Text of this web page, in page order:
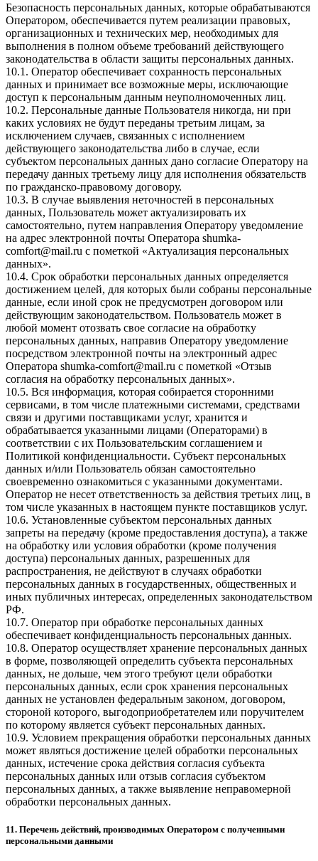
Безопасность персональных данных, которые обрабатываются
Оператором, обеспечивается путем реализации правовых,
организационных и технических мер, необходимых для
выполнения в полном объеме требований действующего
законодательства в области защиты персональных данных.
10.1. Оператор обеспечивает сохранность персональных
данных и принимает все возможные меры, исключающие
доступ к персональным данным неуполномоченных лиц.
10.2. Персональные данные Пользователя никогда, ни при
каких условиях не будут переданы третьим лицам, за
исключением случаев, связанных с исполнением
действующего законодательства либо в случае, если
субъектом персональных данных дано согласие Оператору на
передачу данных третьему лицу для исполнения обязательств
по гражданско-правовому договору.
10.3. В случае выявления неточностей в персональных
данных, Пользователь может актуализировать их
самостоятельно, путем направления Оператору уведомление
на адрес электронной почты Оператора shumka-
comfort@mail.ru с пометкой «Актуализация персональных
данных».
10.4. Срок обработки персональных данных определяется
достижением целей, для которых были собраны персональные
данные, если иной срок не предусмотрен договором или
действующим законодательством. Пользователь может в
любой момент отозвать свое согласие на обработку
персональных данных, направив Оператору уведомление
посредством электронной почты на электронный адрес
Оператора shumka-comfort@mail.ru с пометкой «Отзыв
согласия на обработку персональных данных».
10.5. Вся информация, которая собирается сторонними
сервисами, в том числе платежными системами, средствами
связи и другими поставщиками услуг, хранится и
обрабатывается указанными лицами (Операторами) в
соответствии с их Пользовательским соглашением и
Политикой конфиденциальности. Субъект персональных
данных и/или Пользователь обязан самостоятельно
своевременно ознакомиться с указанными документами.
Оператор не несет ответственность за действия третьих лиц, в
том числе указанных в настоящем пункте поставщиков услуг.
10.6. Установленные субъектом персональных данных
запреты на передачу (кроме предоставления доступа), а также
на обработку или условия обработки (кроме получения
доступа) персональных данных, разрешенных для
распространения, не действуют в случаях обработки
персональных данных в государственных, общественных и
иных публичных интересах, определенных законодательством
РФ.
10.7. Оператор при обработке персональных данных
обеспечивает конфиденциальность персональных данных.
10.8. Оператор осуществляет хранение персональных данных
в форме, позволяющей определить субъекта персональных
данных, не дольше, чем этого требуют цели обработки
персональных данных, если срок хранения персональных
данных не установлен федеральным законом, договором,
стороной которого, выгодоприобретателем или поручителем
по которому является субъект персональных данных.
10.9. Условием прекращения обработки персональных данных
может являться достижение целей обработки персональных
данных, истечение срока действия согласия субъекта
персональных данных или отзыв согласия субъектом
персональных данных, а также выявление неправомерной
обработки персональных данных.
11. Перечень действий, производимых Оператором с полученными
персональными данными